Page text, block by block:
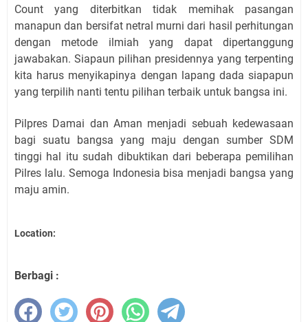
Count yang diterbitkan tidak memihak pasangan
manapun dan bersifat netral murni dari hasil perhitungan
dengan metode ilmiah yang dapat dipertanggung
jawabakan. Siapaun pilihan presidennya yang terpenting
kita harus menyikapinya dengan lapang dada siapapun
yang terpilih nanti tentu pilihan terbaik untuk bangsa ini.
Pilpres Damai dan Aman menjadi sebuah kedewasaan
bagi suatu bangsa yang maju dengan sumber SDM
tinggi hal itu sudah dibuktikan dari beberapa pemilihan
Pilres lalu. Semoga Indonesia bisa menjadi bangsa yang
maju amin.
Location:
Berbagi :